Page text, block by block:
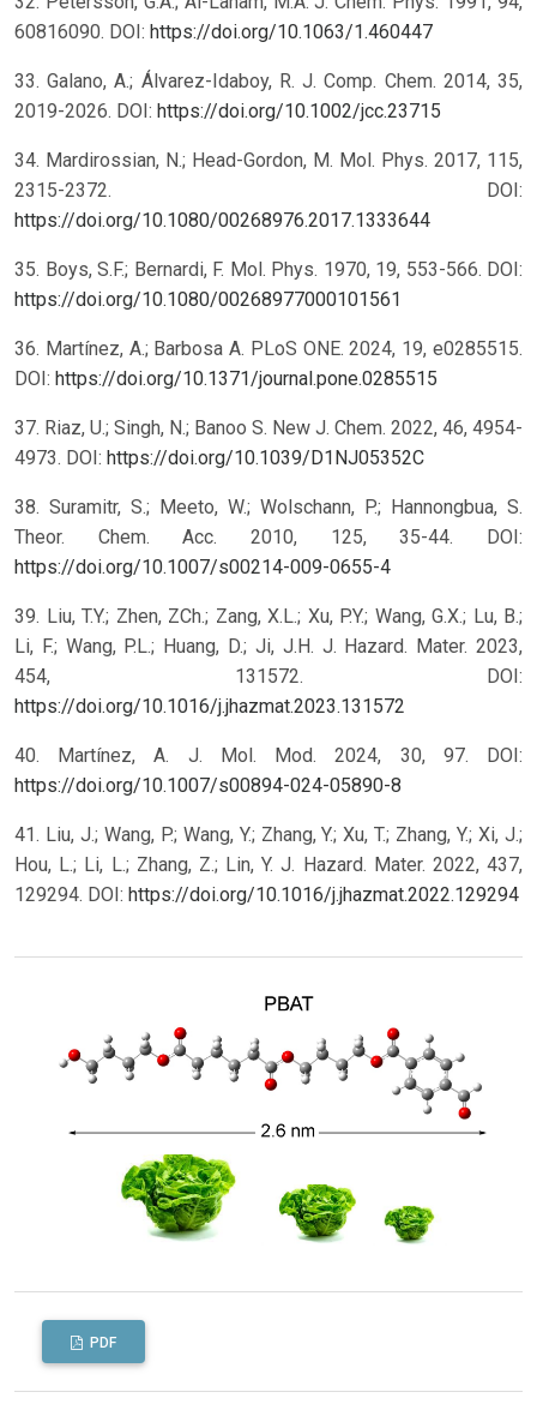
60816090. DOI: https://doi.org/10.1063/1.460447
33. Galano, A.; Álvarez-Idaboy, R. J. Comp. Chem. 2014, 35,
2019-2026. DOI: https://doi.org/10.1002/jcc.23715
34. Mardirossian, N.; Head-Gordon, M. Mol. Phys. 2017, 115,
2315-2372. DOI:
https://doi.org/10.1080/00268976.2017.1333644
35. Boys, S.F.; Bernardi, F. Mol. Phys. 1970, 19, 553-566. DOI:
https://doi.org/10.1080/00268977000101561
36. Martínez, A.; Barbosa A. PLoS ONE. 2024, 19, e0285515.
DOI: https://doi.org/10.1371/journal.pone.0285515
37. Riaz, U.; Singh, N.; Banoo S. New J. Chem. 2022, 46, 4954-
4973. DOI: https://doi.org/10.1039/D1NJ05352C
38. Suramitr, S.; Meeto, W.; Wolschann, P.; Hannongbua, S.
Theor. Chem. Acc. 2010, 125, 35-44. DOI:
https://doi.org/10.1007/s00214-009-0655-4
39. Liu, T.Y.; Zhen, ZCh.; Zang, X.L.; Xu, P.Y.; Wang, G.X.; Lu, B.;
Li, F.; Wang, P.L.; Huang, D.; Ji, J.H. J. Hazard. Mater. 2023,
454, 131572. DOI:
https://doi.org/10.1016/j.jhazmat.2023.131572
40. Martínez, A. J. Mol. Mod. 2024, 30, 97. DOI:
https://doi.org/10.1007/s00894-024-05890-8
41. Liu, J.; Wang, P.; Wang, Y.; Zhang, Y.; Xu, T.; Zhang, Y.; Xi, J.;
Hou, L.; Li, L.; Zhang, Z.; Lin, Y. J. Hazard. Mater. 2022, 437,
129294. DOI: https://doi.org/10.1016/j.jhazmat.2022.129294
PDF